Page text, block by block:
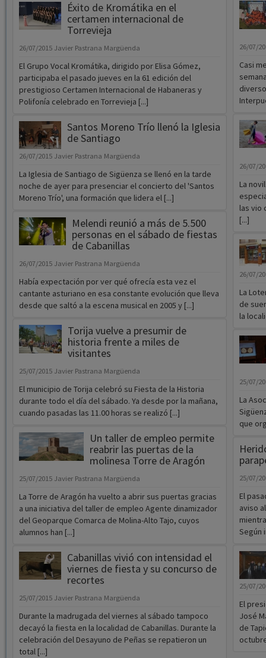
Éxito de Kromátika en el
certamen internacional de
Torrevieja
26/07/2015 Javier Pastrana Margüenda
El Grupo Vocal Kromátika, dirigido por Elisa Gómez,
participaba el pasado jueves en la 61 edición del
prestigioso Certamen Internacional de Habaneras y
Polifonía celebrado en Torrevieja [...]
Santos Moreno Trío llenó la Iglesia
de Santiago
26/07/2015 Javier Pastrana Margüenda
La Iglesia de Santiago de Sigüenza se llenó en la tarde
noche de ayer para presenciar el concierto del 'Santos
Moreno Trío', una formación que lidera el [...]
Melendi reunió a más de 5.500
personas en el sábado de fiestas
de Cabanillas
26/07/2015 Javier Pastrana Margüenda
Había expectación por ver qué ofrecía esta vez el
cantante asturiano en esa constante evolución que lleva
desde que saltó a la escena musical en 2005 y [...]
Torija vuelve a presumir de
historia frente a miles de
visitantes
25/07/2015 Javier Pastrana Margüenda
El municipio de Torija celebró su Fiesta de la Historia
durante todo el día del sábado. Ya desde por la mañana,
cuando pasadas las 11.00 horas se realizó [...]
Un taller de empleo permite
reabrir las puertas de la
molinesa Torre de Aragón
25/07/2015 Javier Pastrana Margüenda
La Torre de Aragón ha vuelto a abrir sus puertas gracias
a una iniciativa del taller de empleo Agente dinamizador
del Geoparque Comarca de Molina-Alto Tajo, cuyos
alumnos han [...]
Cabanillas vivió con intensidad el
viernes de fiesta y su concurso de
recortes
25/07/2015 Javier Pastrana Margüenda
Durante la madrugada del viernes al sábado tampoco
decayó la fiesta en la localidad de Cabanillas. Durante la
celebración del Desayuno de Peñas se repatieron un
total [...]
26/07/
Casi
26/07/
La
las vio
[...]
26/07/
La
de
la
25/07/
La
que
25/07/
El
aviso
Según
25/07/
El
José
de